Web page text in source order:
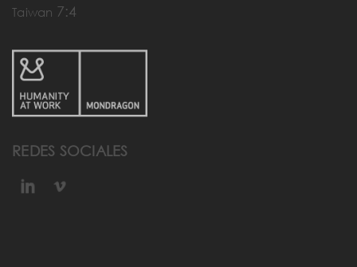
Taiwan 7:4
REDES SOCIALES